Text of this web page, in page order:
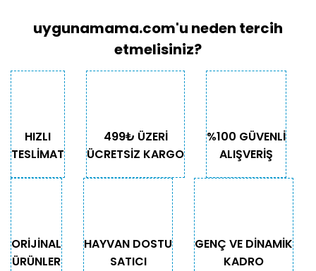
uygunamama.com'u neden tercih
etmelisiniz?
HIZLI
TESLİMAT
499₺ ÜZERİ
ÜCRETSİZ KARGO
%100 GÜVENLİ
ALIŞVERİŞ
ORİJİNAL
ÜRÜNLER
HAYVAN DOSTU
SATICI
GENÇ VE DİNAMİK
KADRO